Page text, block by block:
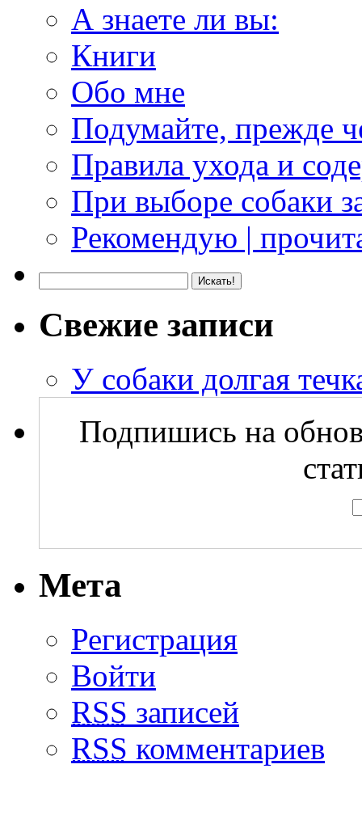
А знаете ли вы:
Книги
Обо мне
Подумайте, прежде
Правила ухода и
При выборе собаки
Рекомендую |
Свежие записи
У собаки долгая
Подпишись на
Мета
Регистрация
Войти
RSS записей
RSS комментариев